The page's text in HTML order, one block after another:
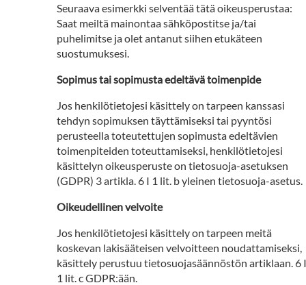
Seuraava esimerkki selventää tätä oikeusperustaa:
Saat meiltä mainontaa sähköpostitse ja/tai
puhelimitse ja olet antanut siihen etukäteen
suostumuksesi.
Sopimus tai sopimusta edeltävä toimenpide
Jos henkilötietojesi käsittely on tarpeen kanssasi
tehdyn sopimuksen täyttämiseksi tai pyyntösi
perusteella toteutettujen sopimusta edeltävien
toimenpiteiden toteuttamiseksi, henkilötietojesi
käsittelyn oikeusperuste on tietosuoja-asetuksen
(GDPR) 3 artikla. 6 I 1 lit. b yleinen tietosuoja-asetus.
Oikeudellinen velvoite
Jos henkilötietojesi käsittely on tarpeen meitä
koskevan lakisääteisen velvoitteen noudattamiseksi,
käsittely perustuu tietosuojasäännöstön artiklaan. 6 I
1 lit. c GDPR:ään.